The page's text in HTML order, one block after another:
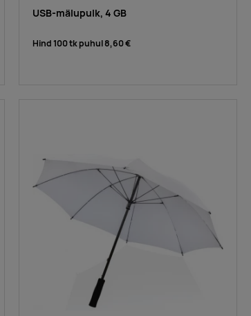
USB-mälupulk, 4 GB
Hind 100 tk puhul8,60 €